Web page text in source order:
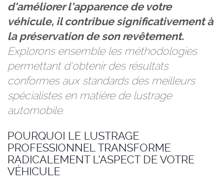
d'améliorer l'apparence de votre
véhicule, il contribue significativement à
la préservation de son revêtement.
Explorons ensemble les méthodologies
permettant d'obtenir des résultats
conformes aux standards des meilleurs
spécialistes en matière de lustrage
automobile.
POURQUOI LE LUSTRAGE
PROFESSIONNEL TRANSFORME
RADICALEMENT L'ASPECT DE VOTRE
VÉHICULE